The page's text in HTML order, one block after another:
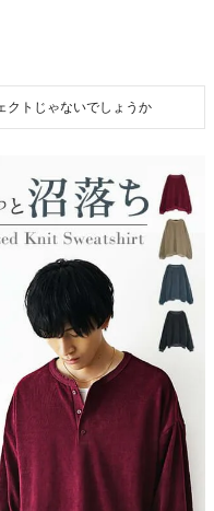
クトじゃないでしょうか